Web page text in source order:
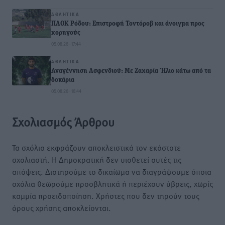
ΑΘΛΗΤΙΚΆ
ΠΑΟΚ Ρόδου: Επιστροφή Τοντόροβ και άνοιγμα προς
χορηγούς
05.08.26 · 17:44
ΑΘΛΗΤΙΚΆ
Αναγέννηση Ασφενδιού: Με Ζαχαρία Ήλιο κάτω από τα
δοκάρια
05.08.26 · 16:44
Σχολιασμός Άρθρου
Τα σχόλια εκφράζουν αποκλειστικά τον εκάστοτε
σχολιαστή. Η Δημοκρατική δεν υιοθετεί αυτές τις
απόψεις. Διατηρούμε το δικαίωμα να διαγράψουμε όποια
σχόλια θεωρούμε προσβλητικά ή περιέχουν ύβρεις, χωρίς
καμμία προειδοποίηση. Χρήστες που δεν τηρούν τους
όρους χρήσης αποκλείονται.